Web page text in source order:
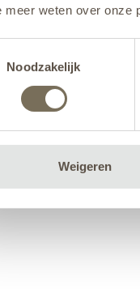
meer weten over onze
Noodzakelijk
Weigeren